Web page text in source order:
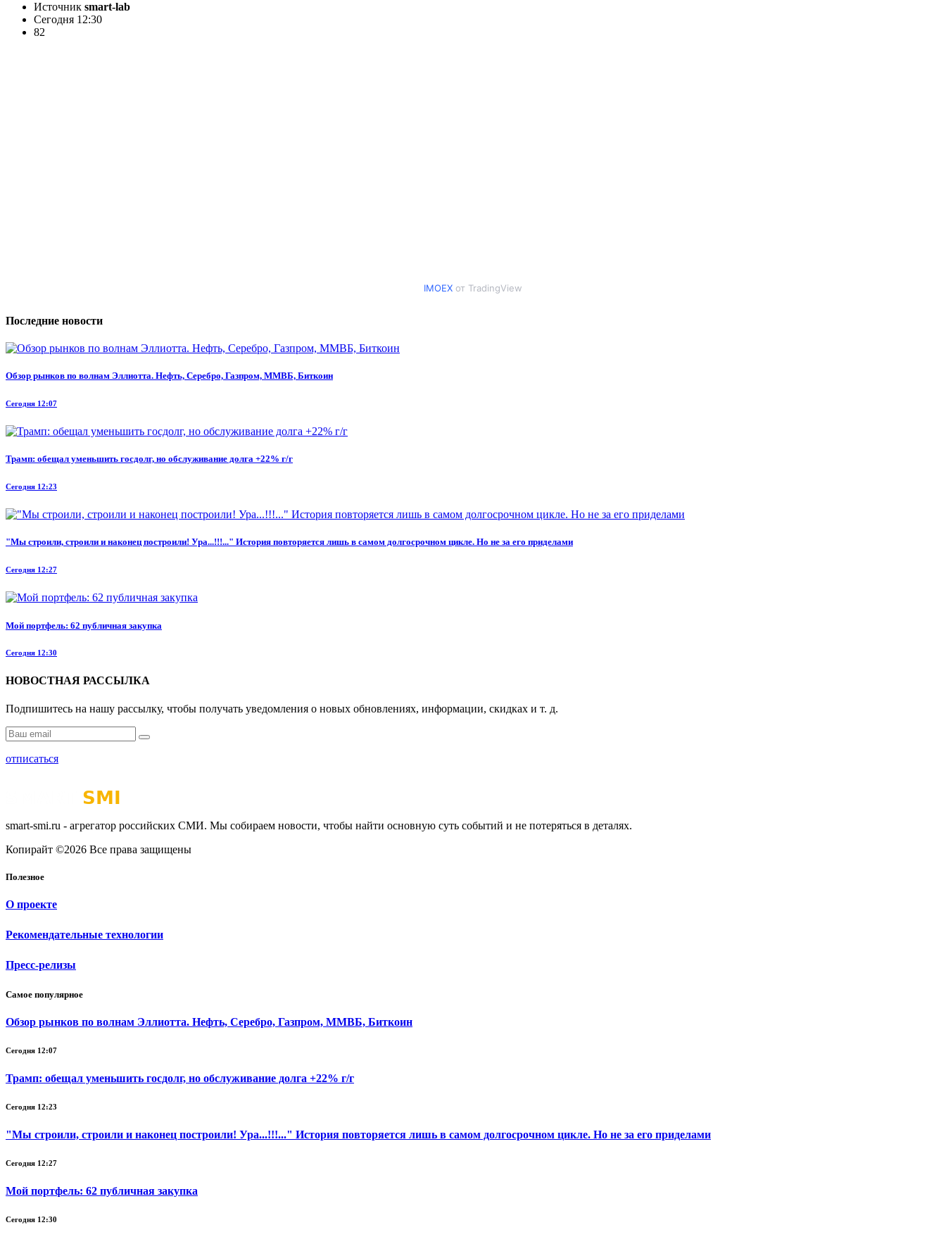
Источник smart-lab
Сегодня 12:30
82
IMOEX от TradingView
Последние новости
Обзор рынков по волнам Эллиотта. Нефть, Серебро, Газпром, ММВБ, Биткоин
Сегодня 12:07
Трамп: обещал уменьшить госдолг, но обслуживание долга +22% г/г
Сегодня 12:23
"Мы строили, строили и наконец построили! Ура...!!!..." История повторяется лишь в самом долгосрочном цикле. Но не за его приделами
Сегодня 12:27
Мой портфель: 62 публичная закупка
Сегодня 12:30
НОВОСТНАЯ РАССЫЛКА
Подпишитесь на нашу рассылку, чтобы получать уведомления о новых обновлениях, информации, скидках и т. д.
отписаться
smart-smi.ru - агрегатор российских СМИ. Мы собираем новости, чтобы найти основную суть событий и не потеряться в деталях.
Копирайт ©2026 Все права защищены
Полезное
О проекте
Рекомендательные технологии
Пресс-релизы
Самое популярное
Обзор рынков по волнам Эллиотта. Нефть, Серебро, Газпром, ММВБ, Биткоин
Сегодня 12:07
Трамп: обещал уменьшить госдолг, но обслуживание долга +22% г/г
Сегодня 12:23
"Мы строили, строили и наконец построили! Ура...!!!..." История повторяется лишь в самом долгосрочном цикле. Но не за его приделами
Сегодня 12:27
Мой портфель: 62 публичная закупка
Сегодня 12:30